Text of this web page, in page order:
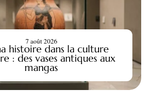
histoire dans la culture
: des vases antiques aux
mangas
7 août 2026